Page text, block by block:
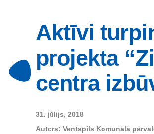
Aktīvi
projekta
centra
31. jūlijs, 2018
Autors: Ventspils Komunālā